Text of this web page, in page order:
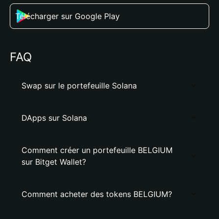
Télécharger sur Google Play
FAQ
Swap sur le portefeuille Solana
DApps sur Solana
Comment créer un portefeuille BELGIUM
sur Bitget Wallet?
Comment acheter des tokens BELGIUM?